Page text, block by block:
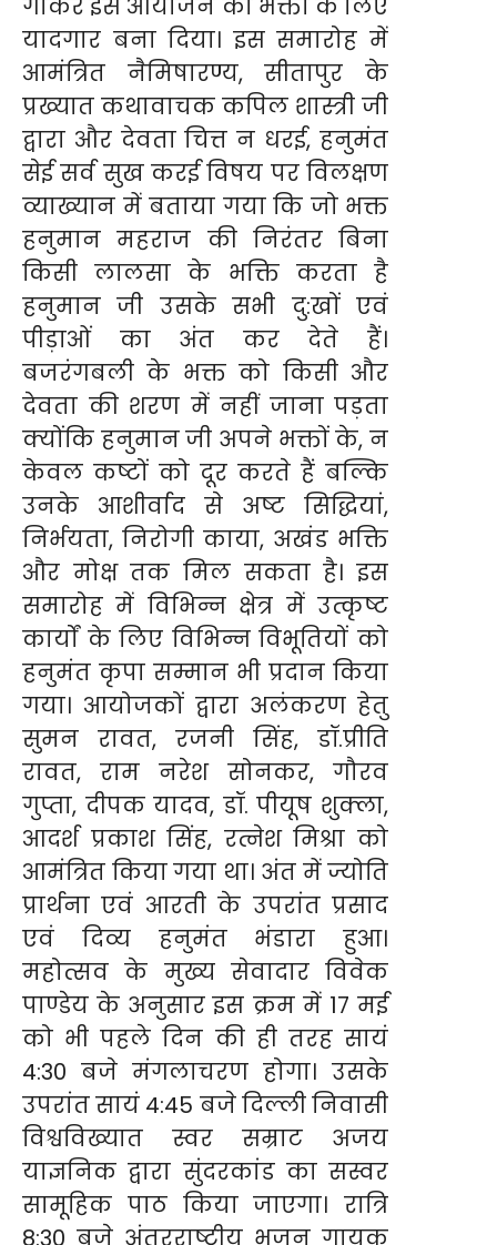
गाकर इस आयोजन को भक्तों के लिए
यादगार बना दिया। इस समारोह में
आमंत्रित नैमिषारण्य, सीतापुर के
प्रख्यात कथावाचक कपिल शास्त्री जी
द्वारा और देवता चित्त न धरई, हनुमंत
सेई सर्व सुख करई विषय पर विलक्षण
व्याख्यान में बताया गया कि जो भक्त
हनुमान महराज की निरंतर बिना
किसी लालसा के भक्ति करता है
हनुमान जी उसके सभी दु:खों एवं
पीड़ाओं का अंत कर देते हैं।
बजरंगबली के भक्त को किसी और
देवता की शरण में नहीं जाना पड़ता
क्योंकि हनुमान जी अपने भक्तों के, न
केवल कष्टों को दूर करते हैं बल्कि
उनके आशीर्वाद से अष्ट सिद्धियां,
निर्भयता, निरोगी काया, अखंड भक्ति
और मोक्ष तक मिल सकता है। इस
समारोह में विभिन्न क्षेत्र में उत्कृष्ट
कार्यों के लिए विभिन्न विभूतियों को
हनुमंत कृपा सम्मान भी प्रदान किया
गया। आयोजकों द्वारा अलंकरण हेतु
सुमन रावत, रजनी सिंह, डॉ.प्रीति
रावत, राम नरेश सोनकर, गौरव
गुप्ता, दीपक यादव, डॉ. पीयूष शुक्ला,
आदर्श प्रकाश सिंह, रत्नेश मिश्रा को
आमंत्रित किया गया था। अंत में ज्योति
प्रार्थना एवं आरती के उपरांत प्रसाद
एवं दिव्य हनुमंत भंडारा हुआ।
महोत्सव के मुख्य सेवादार विवेक
पाण्डेय के अनुसार इस क्रम में 17 मई
को भी पहले दिन की ही तरह सायं
4:30 बजे मंगलाचरण होगा। उसके
उपरांत सायं 4:45 बजे दिल्ली निवासी
विश्वविख्यात स्वर सम्राट अजय
याज्ञनिक द्वारा सुंदरकांड का सस्वर
सामूहिक पाठ किया जाएगा। रात्रि